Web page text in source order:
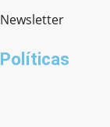
Newsletter
Políticas